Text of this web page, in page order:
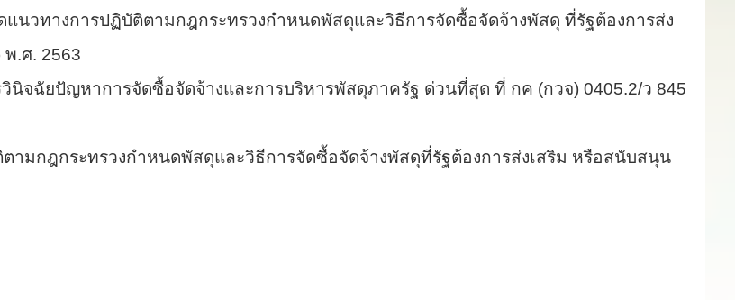
แนวทางการปฏิบัติตามกฎกระทรวงกำหนดพัสดุและวิธีการจัดซื้อจัดจ้างพัสดุ ที่รัฐต้องการส่ง
.ศ. 2563
นิจฉัยปัญหาการจัดซื้อจัดจ้างและการบริหารพัสดุภาครัฐ ด่วนที่สุด ที่ กค (กวจ) 0405.2/ว 845
ามกฎกระทรวงกำหนดพัสดุและวิธีการจัดซื้อจัดจ้างพัสดุที่รัฐต้องการส่งเสริม หรือสนับสนุน